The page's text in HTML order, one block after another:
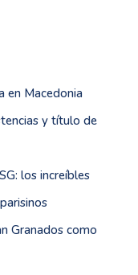
en Macedonia
y título de
los increíbles
Granados como